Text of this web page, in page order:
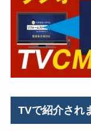
TVで紹介され